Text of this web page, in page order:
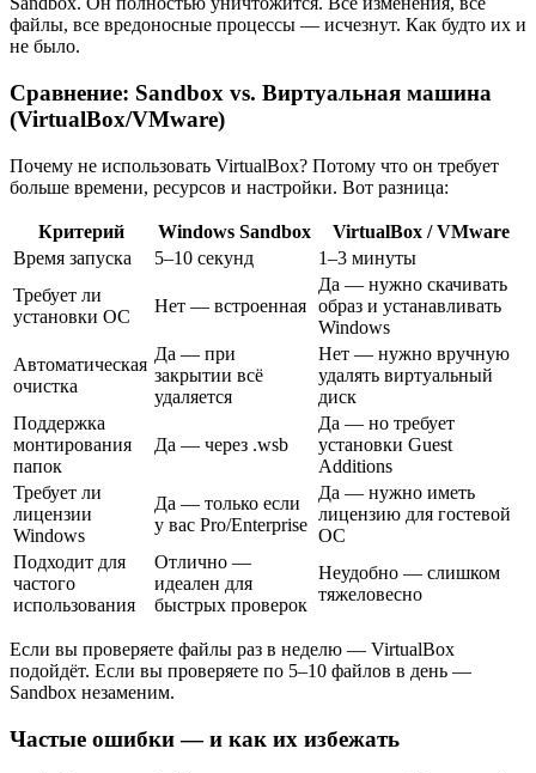
файлы, все вредоносные процессы — исчезнут. Как будто их и
не было.
Сравнение: Sandbox vs. Виртуальная машина
(VirtualBox/VMware)
Почему не использовать VirtualBox? Потому что он требует
больше времени, ресурсов и настройки. Вот разница:
Критерий Windows Sandbox
VirtualBox / VMware
Время запуска
5–10 секунд
1–3 минуты
Требует ли
установки ОС
Нет — встроенная
Да — нужно скачивать
образ и устанавливать
Windows
Автоматическая
очистка
Да — при
закрытии всё
удаляется
Нет — нужно вручную
удалять виртуальный
диск
Поддержка
монтирования
папок
Да — через .wsb
Да — но требует
установки Guest
Additions
Требует ли
лицензии
Windows
Да — только если
у вас Pro/Enterprise
Да — нужно иметь
лицензию для гостевой
ОС
Подходит для
частого
использования
Отлично —
идеален для
быстрых проверок
Неудобно — слишком
тяжеловесно
Если вы проверяете файлы раз в неделю — VirtualBox
подойдёт. Если вы проверяете по 5–10 файлов в день —
Sandbox незаменим.
Частые ошибки — и как их избежать